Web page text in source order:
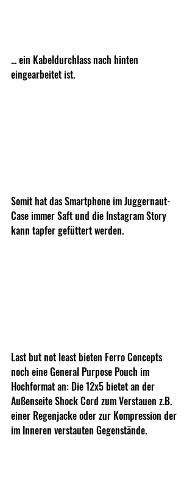
... ein Kabeldurchlass nach hinten
eingearbeitet ist.
Somit hat das Smartphone im Juggernaut-
Case immer Saft und die Instagram Story
kann tapfer gefüttert werden.
Last but not least bieten Ferro Concepts
noch eine General Purpose Pouch im
Hochformat an: Die 12x5 bietet an der
Außenseite Shock Cord zum Verstauen z.B.
einer Regenjacke oder zur Kompression der
im Inneren verstauten Gegenstände.